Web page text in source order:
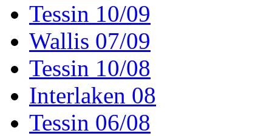
Tessin 10/09
Wallis 07/09
Tessin 10/08
Interlaken 08
Tessin 06/08